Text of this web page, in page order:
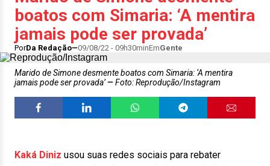
boatos com Simaria: ‘A mentira
jamais pode ser provada’
PorDa Redação 09/08/22 - 09h30minEmGente
Marido de Simone desmente boatos com Simaria: ‘A mentira
jamais pode ser provada’
Foto: Reprodução/Instagram
Kaká Diniz usou suas redes sociais para rebater